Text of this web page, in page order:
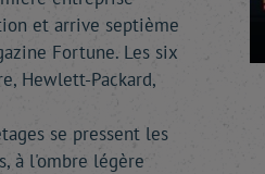
et arrive septième
Fortune. Les six
Hewlett-Packard,
se pressent les
à l'ombre légère